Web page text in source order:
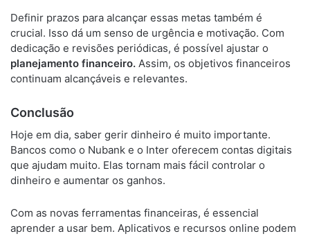
Definir prazos para alcançar essas metas também é
crucial. Isso dá um senso de urgência e motivação. Com
dedicação e revisões periódicas, é possível ajustar o
planejamento financeiro. Assim, os objetivos financeiros
continuam alcançáveis e relevantes.
Conclusão
Hoje em dia, saber gerir dinheiro é muito importante.
Bancos como o Nubank e o Inter oferecem contas digitais
que ajudam muito. Elas tornam mais fácil controlar o
dinheiro e aumentar os ganhos.
Com as novas ferramentas financeiras, é essencial
aprender a usar bem. Aplicativos e recursos online podem